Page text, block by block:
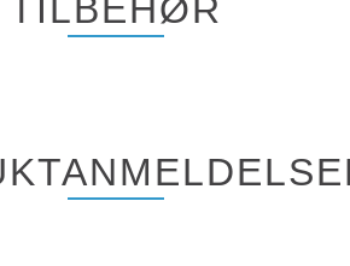
TILBEHØR